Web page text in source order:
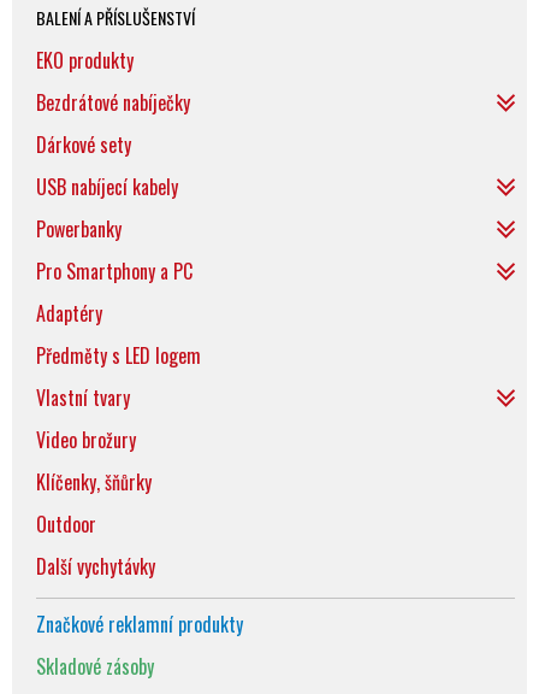
BALENÍ A PŘÍSLUŠENSTVÍ
EKO produkty
Bezdrátové nabíječky
Dárkové sety
USB nabíjecí kabely
Powerbanky
Pro Smartphony a PC
Adaptéry
Předměty s LED logem
Vlastní tvary
Video brožury
Klíčenky, šňůrky
Outdoor
Další vychytávky
Značkové reklamní produkty
Skladové zásoby